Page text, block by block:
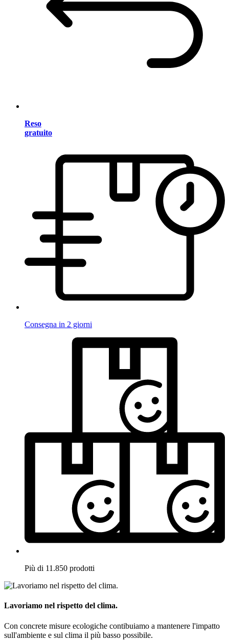
Reso
gratuito
Consegna in 2 giorni
Più di 11.850 prodotti
Lavoriamo nel rispetto del clima.
Con concrete misure ecologiche contibuiamo a mantenere l'impatto
sull'ambiente e sul clima il più basso possibile.